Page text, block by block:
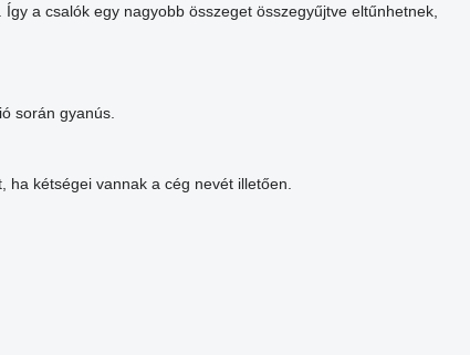
a csalók egy nagyobb összeget összegyűjtve eltűnhetnek,
során gyanús.
kétségei vannak a cég nevét illetően.